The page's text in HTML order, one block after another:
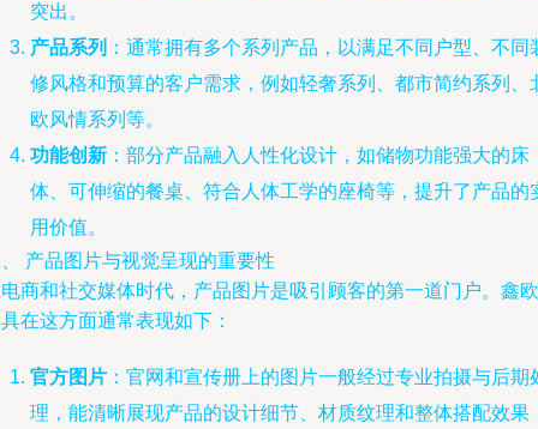
突出。
产品系列 ：通常拥有多个系列产品，以满足不同户型、不同
修风格和预算的客户需求，例如轻奢系列、都市简约系列、
欧风情系列等。
功能创新 ：部分产品融入人性化设计，如储物功能强大的床
体、可伸缩的餐桌、符合人体工学的座椅等，提升了产品的
用价值。
产品图片与视觉呈现的重要性
商和社交媒体时代，产品图片是吸引顾客的第一道门户。鑫欧
在这方面通常表现如下：
官方图片 ：官网和宣传册上的图片一般经过专业拍摄与后期
理，能清晰展现产品的设计细节、材质纹理和整体搭配效果